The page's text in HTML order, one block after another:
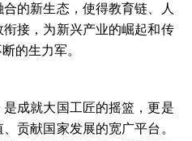
的新生态，使得教育链、人
接，为新兴产业的崛起和传
的生力军。
成就大国工匠的摇篮，更是
贡献国家发展的宽广平台。